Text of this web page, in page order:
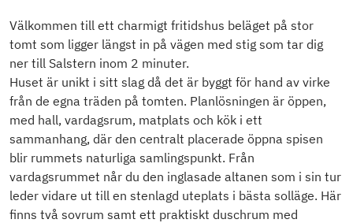
Välkommen till ett charmigt fritidshus beläget på stor
tomt som ligger längst in på vägen med stig som tar dig
ner till Salstern inom 2 minuter.
Huset är unikt i sitt slag då det är byggt för hand av virke
från de egna träden på tomten. Planlösningen är öppen,
med hall, vardagsrum, matplats och kök i ett
sammanhang, där den centralt placerade öppna spisen
blir rummets naturliga samlingspunkt. Från
vardagsrummet når du den inglasade altanen som i sin tur
leder vidare ut till en stenlagd uteplats i bästa solläge. Här
finns två sovrum samt ett praktiskt duschrum med